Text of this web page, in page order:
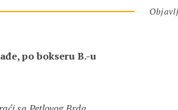
po bokseru B.-u